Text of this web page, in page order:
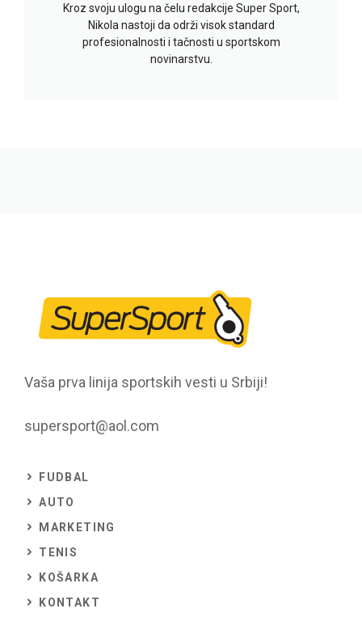
Kroz svoju ulogu na čelu redakcije Super Sport,
Nikola nastoji da održi visok standard
profesionalnosti i tačnosti u sportskom
novinarstvu.
Vaša prva linija sportskih vesti u Srbiji!
supersport@aol.com
FUDBAL
AUTO
MARKETING
TENIS
KOŠARKA
KONTAKT